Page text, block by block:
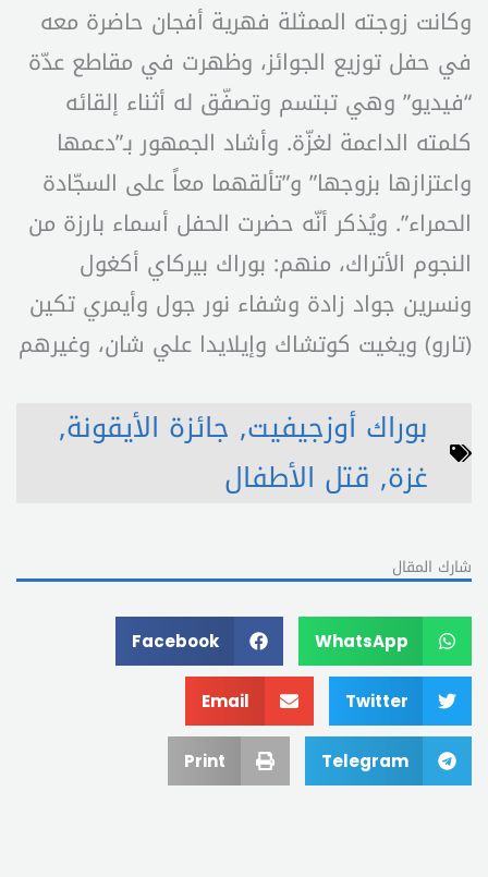
وكانت زوجته الممثلة فهرية أفجان حاضرة معه
في حفل توزيع الجوائز، وظهرت في مقاطع عدّة
“فيديو” وهي تبتسم وتصفّق له أثناء إلقائه
كلمته الداعمة لغزّة. وأشاد الجمهور بـ”دعمها
واعتزازها بزوجها” و”تألقهما معاً على السجّادة
الحمراء”. ويُذكر أنّه حضرت الحفل أسماء بارزة من
النجوم الأتراك، منهم: بوراك بيركاي أكغول
ونسرين جواد زادة وشفاء نور جول وأيمري تكين
(تارو) ويغيت كوتشاك وإيلايدا علي شان، وغيرهم
بوراك أوزجيفيت, جائزة الأيقونة,
غزة, قتل الأطفال
شارك المقال
WhatsApp
Facebook
Twitter
Email
Telegram
Print